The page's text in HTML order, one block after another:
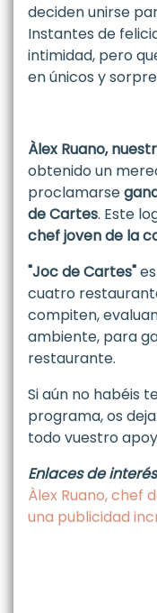
deciden unirse
Instantes de
intimidad, pero
en únicos y
Àlex Ruano,
obtenido un
proclamarse
de Cartes. Este
chef joven de la
"Joc de Cartes"
cuatro
compiten,
ambiente, para
restaurante.
Si aún no habéis
programa, os
todo vuestro
Enlaces de
Àlex Ruano, chef
una publicidad